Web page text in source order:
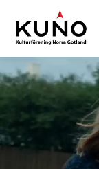
till
huvudinnehåll